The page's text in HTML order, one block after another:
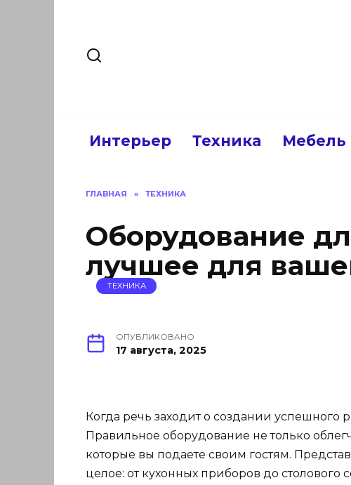
Интерьер Техника Мебель
ГЛАВНАЯ » ТЕХНИКА
Оборудование
лучшее для
ТЕХНИКА
ОПУБЛИКОВАНО
17 августа, 2025
Когда речь заходит о создании
Правильное оборудование не только
которые вы подаете своим гостям.
целое: от кухонных приборов до